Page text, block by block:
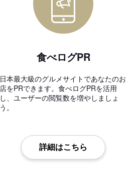
食べログPR
日本最大級のグルメサイトであなたのお
店をPRできます。食べログPRを活用
し、ユーザーの閲覧数を増やしましょ
う。
詳細はこちら